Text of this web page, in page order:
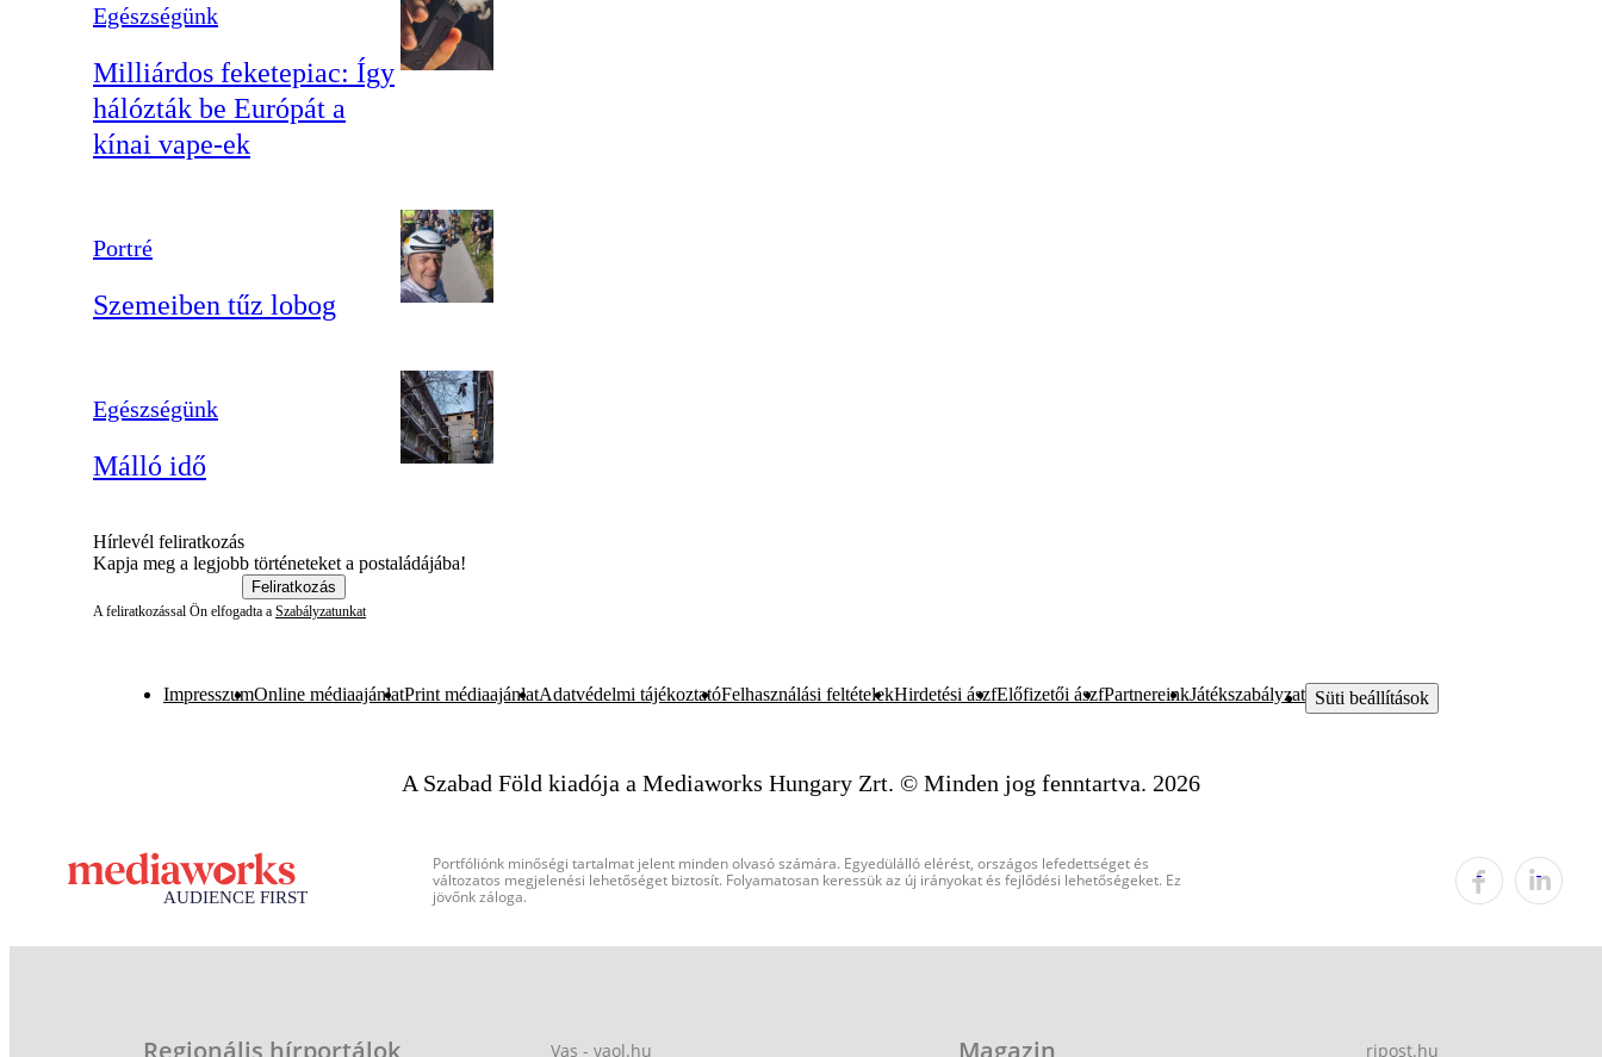
Egészségünk
Milliárdos feketepiac: Így
hálózták be Európát a
kínai vape-ek
Portré
Szemeiben tűz lobog
Egészségünk
Málló idő
Hírlevél feliratkozás
Kapja meg a legjobb történeteket a postaládájába!
Feliratkozás
A feliratkozással Ön elfogadta a Szabályzatunkat
ImpresszumOnline médiaajánlatPrint médiaajánlatAdatvédelmi tájékoztatóFelhasználási feltételekHirdetési ászfElőfizetői ászfPartnereinkJátékszabályzat Süti beállítások
A Szabad Föld kiadója a Mediaworks Hungary Zrt. © Minden jog fenntartva. 2026
Portfóliónk minőségi tartalmat jelent minden olvasó számára. Egyedülálló elérést, országos lefedettséget és
változatos megjelenési lehetőséget biztosít. Folyamatosan keressük az új irányokat és fejlődési lehetőségeket. Ez
jövőnk záloga.
Regionális hírportálok Vas - vaol.hu Magazin ripost.hu